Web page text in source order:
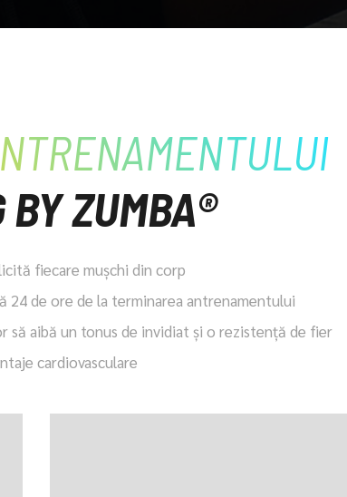
BY ZUMBA®
fiecare mușchi din corp
24 de ore de la terminarea antrenamentului
să aibă un tonus de invidiat și o rezistenţă de fier
cardiovasculare